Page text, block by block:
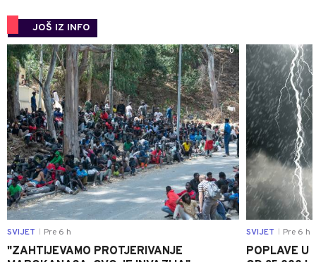
JOŠ IZ INFO
0
SVIJET Pre 6 h
"ZAHTIJEVAMO PROTJERIVANJE
SVIJET Pre 6 h
POPLAVE U